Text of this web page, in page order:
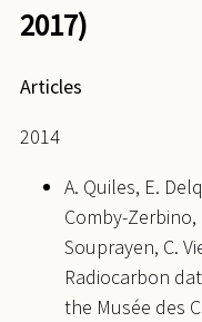
2017)
Articles
2014
A. Quiles, E.
Comby-Zerbino,
Souprayen, C.
Radiocarbon
the Musée des